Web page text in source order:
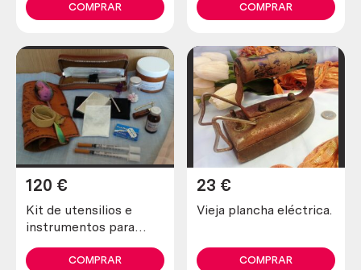
COMPRAR COMPRAR
Kit de utensilios e
instrumentos para
drogadictos. Alquiler
de atrezzo.
120 €
COMPRAR
Vieja plancha eléctrica.
23 €
COMPRAR